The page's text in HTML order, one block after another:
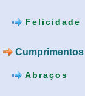
Felicidade
Cumprimentos
Abraços